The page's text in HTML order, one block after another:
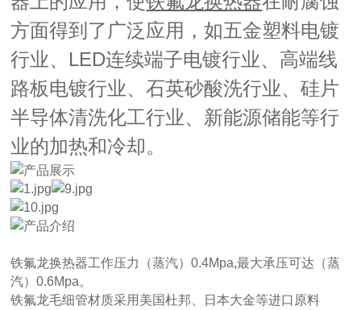
方面得到了广泛应用，如五金塑料电镀
行业、LED连续端子电镀行业、高端线
路板电镀行业、石英砂酸洗行业、硅片
半导体清洗化工行业、新能源储能等行
业的加热和冷却。
铁氟龙换热器工作压力（蒸汽）0.4Mpa,最大承压可达（蒸
汽）0.6Mpa。
铁氟龙毛细管材质采用美国杜邦、日本大金等进口原料